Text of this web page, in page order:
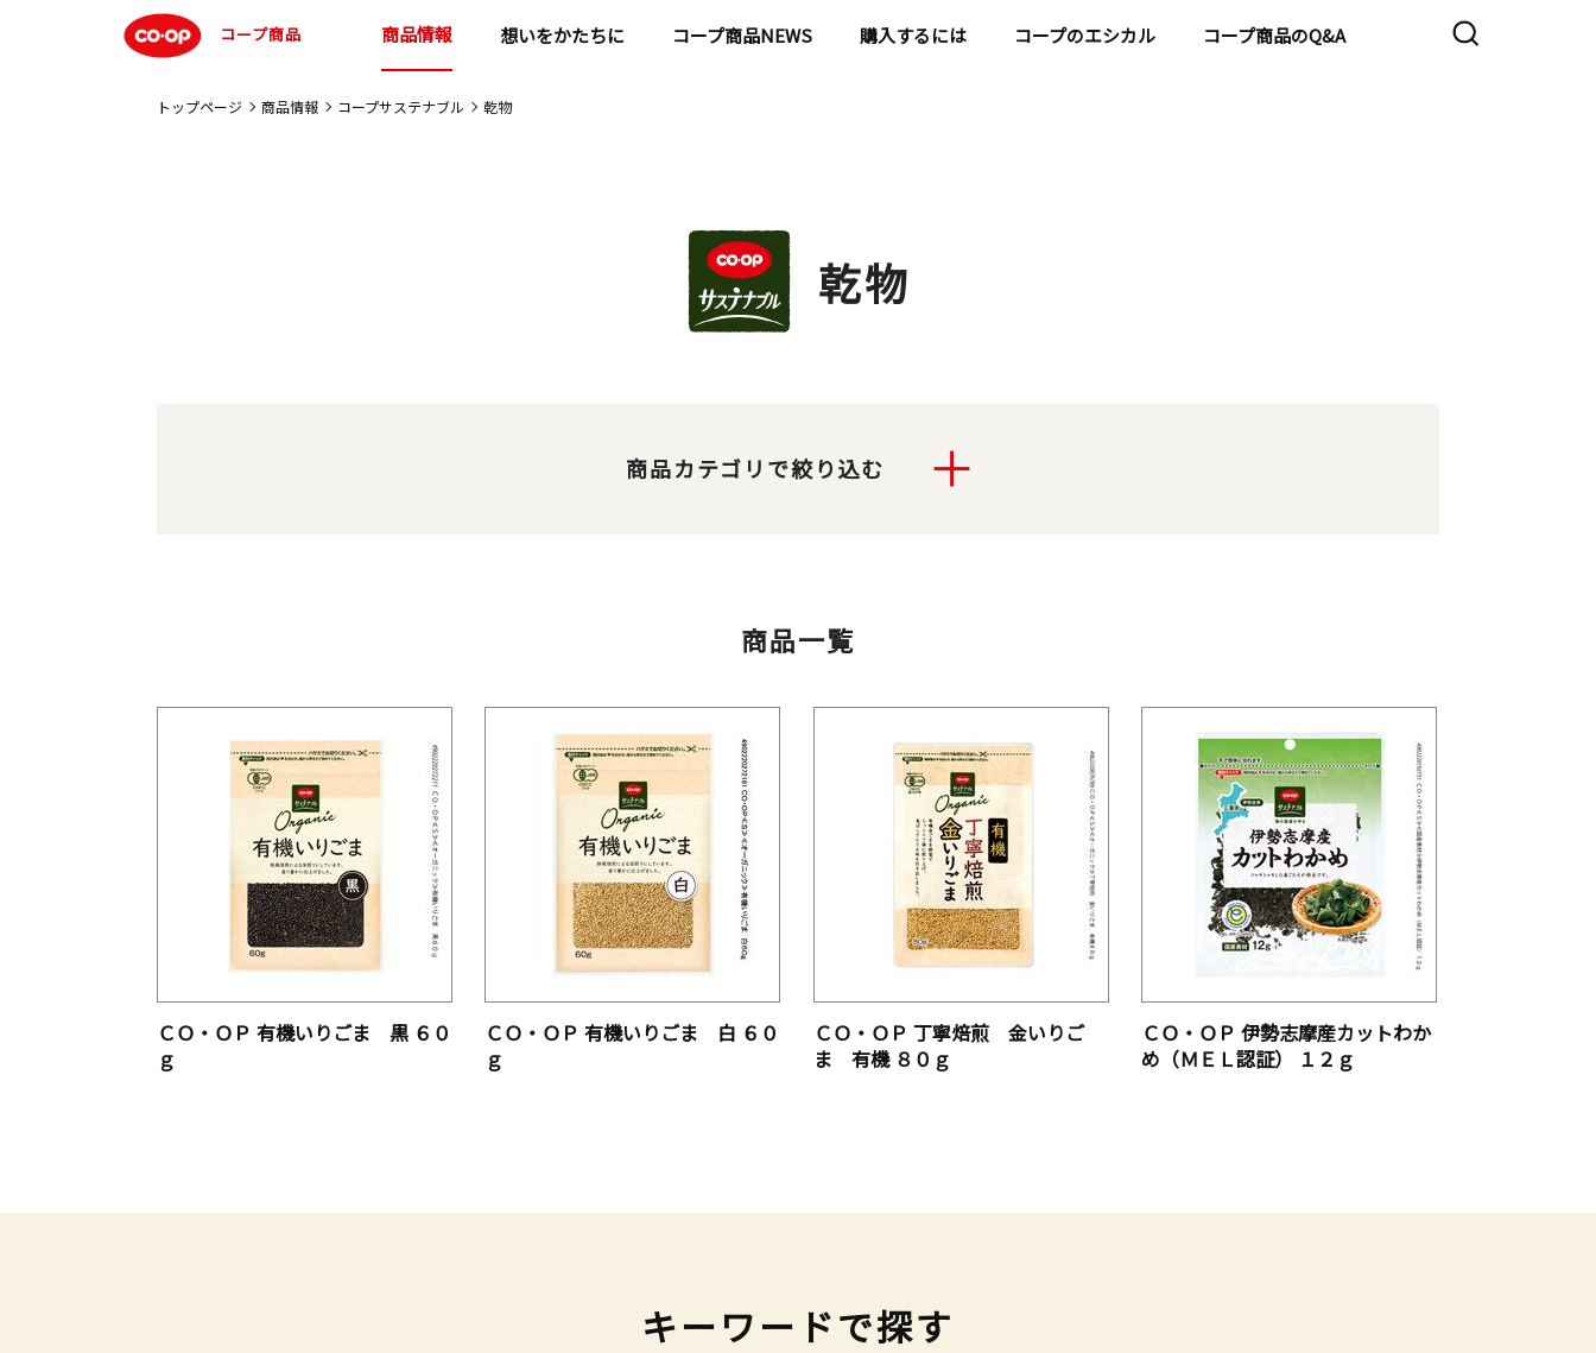
コープ商品 商品情報 想いをかたちに コープ商品NEWS 購入するには コープのエシカル コープ商品のQ&A
トップページ 商品情報 コープサステナブル 乾物
乾物
商品カテゴリで絞り込む
商品一覧
ＣＯ・ＯＰ 有機いりごま 黒 ６０
ｇ
ＣＯ・ＯＰ 有機いりごま 白 ６０
ｇ
ＣＯ・ＯＰ 丁寧焙煎 金いりご
ま 有機 ８０ｇ
ＣＯ・ＯＰ 伊勢志摩産カットわか
め（ＭＥＬ認証） １２ｇ
キーワードで探す